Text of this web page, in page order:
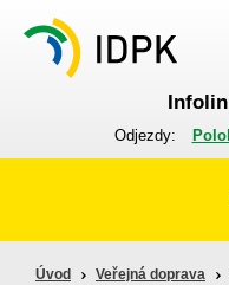
Odjezdy:
Úvod Veřejná doprava